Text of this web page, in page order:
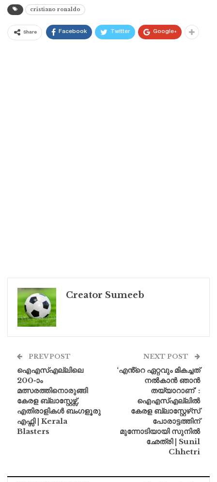
cristiano ronaldo
Share Facebook Twitter Google+
Creator Sumeeb
PREV POST
ഐഎസ്എല്ലിലെ
200-ാം
മത്സരത്തിനൊരുങ്ങി
കേരള ബ്ലാസ്റ്റേഴ്സ്,
എതിരാളികൾ ബംഗളൂരു
എഫ്സി | Kerala
Blasters
NEXT POST
‘എൻ്റെ ഏറ്റവും മികച്ചത്
നൽകാൻ ഞാൻ
തയ്യാറാണ്’ :
ഐഎസ്എല്ലിൽ
കേരള ബ്ലാസ്റ്റേഴ്‌സ്
പോരാട്ടത്തിന്
മുന്നോടിയായി സുനിൽ
ഛേത്രി | Sunil
Chhetri